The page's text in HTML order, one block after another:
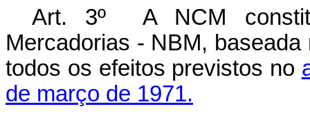
Art. 3º A NCM
Mercadorias - NBM,
todos os efeitos previstos no
de março de 1971.